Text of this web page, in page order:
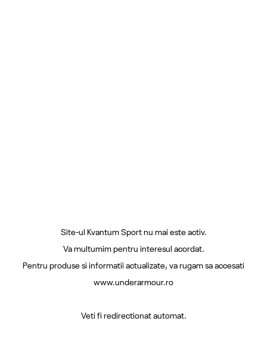
Site-ul Kvantum Sport nu mai este activ.
Va multumim pentru interesul acordat.
Pentru produse si informatii actualizate, va rugam sa accesati
www.underarmour.ro
Veti fi redirectionat automat.